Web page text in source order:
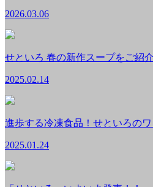
2026.03.06
せといろ 春の新作スープをご紹介
2025.02.14
進歩する冷凍食品！せといろの
2025.01.24